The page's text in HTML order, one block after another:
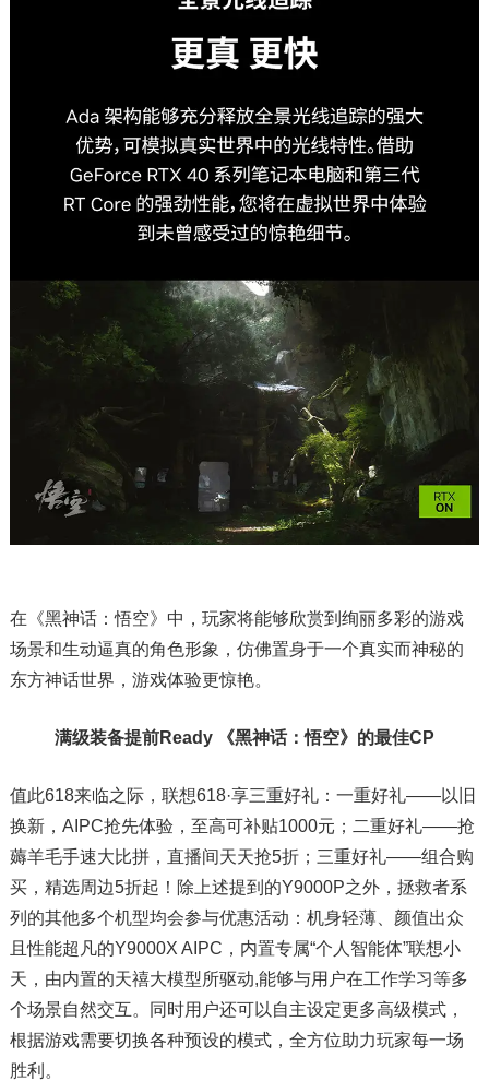
在《黑神话：悟空》中，玩家将能够欣赏到绚丽多彩的游戏
场景和生动逼真的角色形象，仿佛置身于一个真实而神秘的
东方神话世界，游戏体验更惊艳。
满级装备提前Ready 《黑神话：悟空》的最佳CP
值此618来临之际，联想618·享三重好礼：一重好礼——以旧
换新，AIPC抢先体验，至高可补贴1000元；二重好礼——抢
薅羊毛手速大比拼，直播间天天抢5折；三重好礼——组合购
买，精选周边5折起！除上述提到的Y9000P之外，拯救者系
列的其他多个机型均会参与优惠活动：机身轻薄、颜值出众
且性能超凡的Y9000X AIPC，内置专属“个人智能体”联想小
天，由内置的天禧大模型所驱动,能够与用户在工作学习等多
个场景自然交互。同时用户还可以自主设定更多高级模式，
根据游戏需要切换各种预设的模式，全方位助力玩家每一场
胜利。